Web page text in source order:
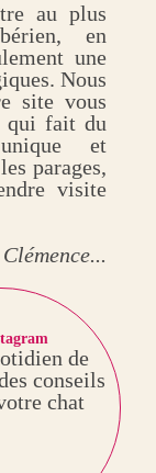
au plus
en
une
Nous
site vous
qui fait du
et
parages,
visite
Clémence...
de
conseils
chat